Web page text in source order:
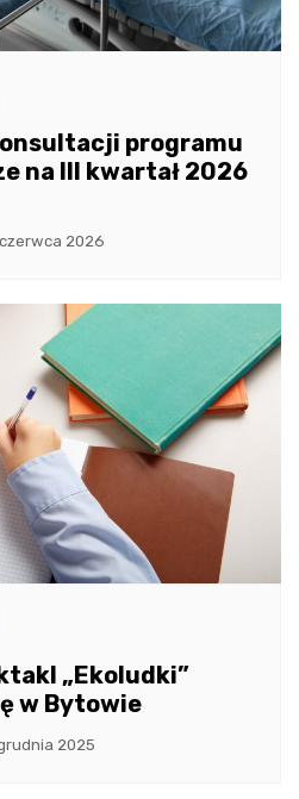
programu
na III kwartał 2026
2026
„Ekoludki”
w Bytowie
2025